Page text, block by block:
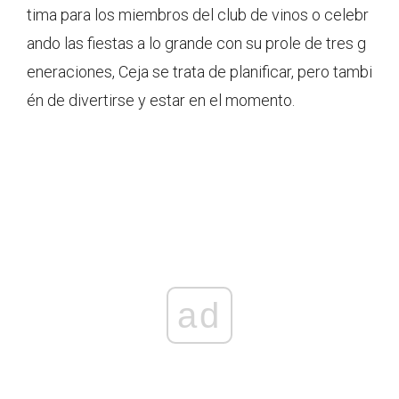
tima para los miembros del club de vinos o celebr
ando las fiestas a lo grande con su prole de tres g
eneraciones, Ceja se trata de planificar, pero tambi
én de divertirse y estar en el momento.
ad